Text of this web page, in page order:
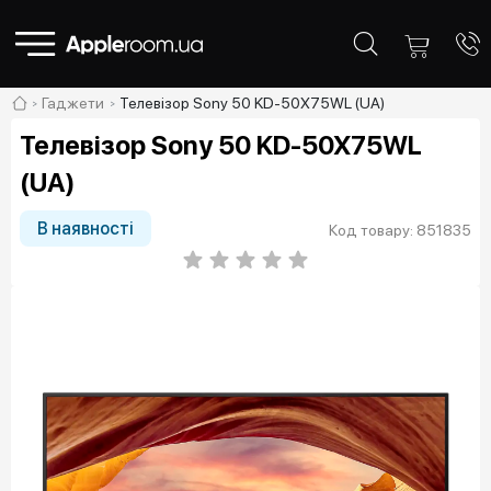
Гаджети Телевізор Sony 50 KD-50X75WL (UA)
Телевізор Sony 50 KD-50X75WL
(UA)
В наявності Код товару: 851835